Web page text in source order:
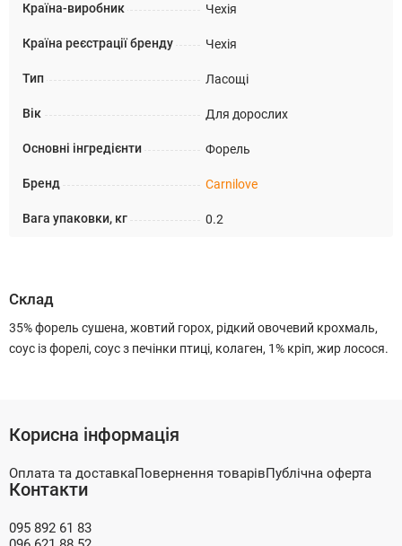
Країна-виробник Чехія
Країна реєстрації бренду Чехія
Тип Ласощі
Вік Для дорослих
Основні інгредієнти Форель
Бренд Carnilove
Вага упаковки, кг 0.2
Склад
35% форель сушена, жовтий горох, рідкий овочевий крохмаль,
соус із форелі, соус з печінки птиці, колаген, 1% кріп, жир лосося.
Корисна інформація
Оплата та доставкаПовернення товарівПублічна оферта
Контакти
095 892 61 83